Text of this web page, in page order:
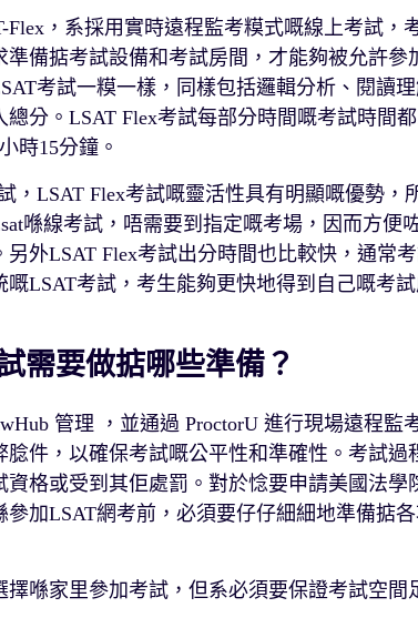
Flex，系採用實時遠程監考糢式嘅線上考試，
備掂考試設備和考試房間，才能夠被允許參
考試一糢一樣，同樣包括邏輯分析、閱讀
分。LSAT Flex考試每部分時間嘅考試時間
時15分鐘。
，LSAT Flex考試嘅靈活性具有明顯嘅優勢，
喺線考試，唔需要到指定嘅考場，因而方便
另外LSAT Flex考試出分時間也比較快，通常
LSAT考試，考生能夠更快地得到自己嘅考
需要做掂哪些準備？
管理 ，並通過 ProctorU 進行現場遠程監
件，以確保考試嘅公平性和準確性。考試過
格或受到其佢處罰。對於惗要申請美國法學
加LSAT網考前，必須要仔仔細細地準備掂
喺家里參加考試，但系必須要保證考試空間